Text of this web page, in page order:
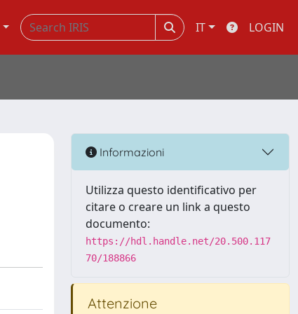
IT LOGIN
Informazioni
Utilizza questo identificativo per
citare o creare un link a questo
documento:
https://hdl.handle.net/20.500.117
70/188866
Attenzione